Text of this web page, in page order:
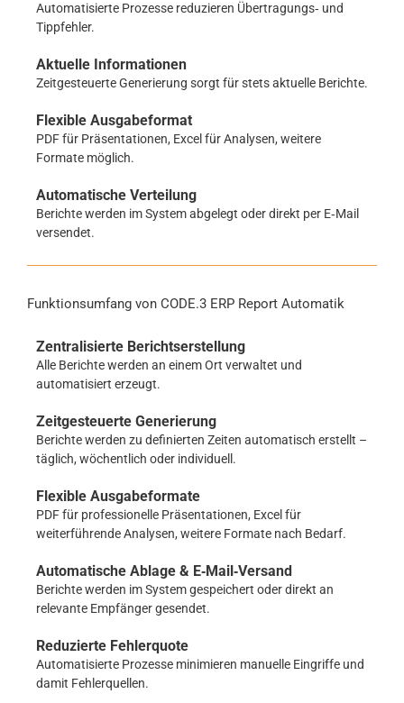
Automatisierte Prozesse reduzieren Übertragungs‑ und
Tippfehler.
Aktuelle Informationen
Zeitgesteuerte Generierung sorgt für stets aktuelle Berichte.
Flexible Ausgabeformat
PDF für Präsentationen, Excel für Analysen, weitere
Formate möglich.
Automatische Verteilung
Berichte werden im System abgelegt oder direkt per E‑Mail
versendet.
Funktionsumfang von CODE.3 ERP Report Automatik
Zentralisierte Berichtserstellung
Alle Berichte werden an einem Ort verwaltet und
automatisiert erzeugt.
Zeitgesteuerte Generierung
Berichte werden zu definierten Zeiten automatisch erstellt –
täglich, wöchentlich oder individuell.
Flexible Ausgabeformate
PDF für professionelle Präsentationen, Excel für
weiterführende Analysen, weitere Formate nach Bedarf.
Automatische Ablage & E‑Mail‑Versand
Berichte werden im System gespeichert oder direkt an
relevante Empfänger gesendet.
Reduzierte Fehlerquote
Automatisierte Prozesse minimieren manuelle Eingriffe und
damit Fehlerquellen.